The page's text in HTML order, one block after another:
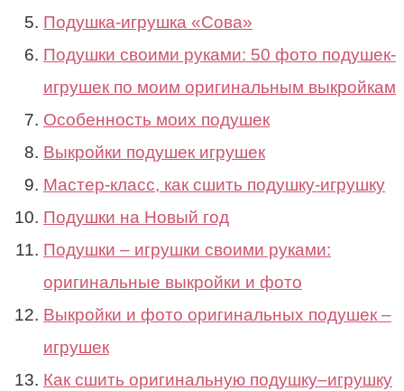
Подушка-игрушка «Сова»
Подушки своими руками: 50 фото подушек-
игрушек по моим оригинальным выкройкам
Особенность моих подушек
Выкройки подушек игрушек
Мастер-класс, как сшить подушку-игрушку
Подушки на Новый год
Подушки – игрушки своими руками:
оригинальные выкройки и фото
Выкройки и фото оригинальных подушек –
игрушек
Как сшить оригинальную подушку–игрушку